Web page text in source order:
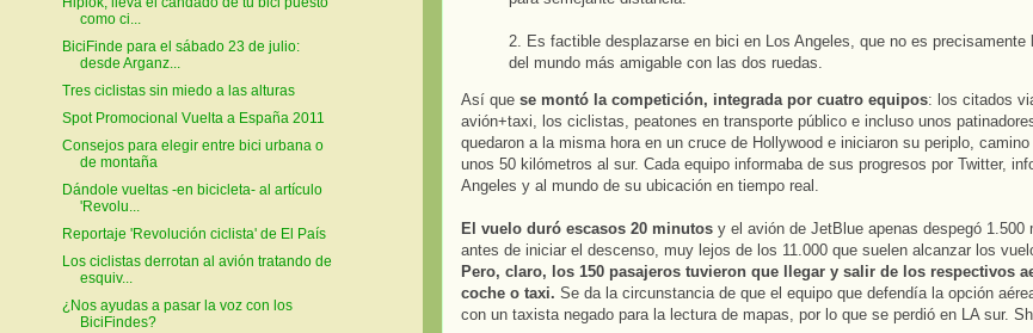
2. Es factible desplazarse en bici en Los Angeles, que no es precisamente
del mundo más amigable con las dos ruedas.
Así que se montó la competición, integrada por cuatro equipos: los citados
avión+taxi, los ciclistas, peatones en transporte público e incluso unos
quedaron a la misma hora en un cruce de Hollywood e iniciaron su periplo, camino
unos 50 kilómetros al sur. Cada equipo informaba de sus progresos por Twitter,
Angeles y al mundo de su ubicación en tiempo real.
El vuelo duró escasos 20 minutos y el avión de JetBlue apenas despegó 1.500
antes de iniciar el descenso, muy lejos de los 11.000 que suelen alcanzar los
Pero, claro, los 150 pasajeros tuvieron que llegar y salir de los respectivos
coche o taxi. Se da la circunstancia de que el equipo que defendía la opción
con un taxista negado para la lectura de mapas, por lo que se perdió en LA sur.
como ci...
BiciFinde para el sábado 23 de julio:
desde Arganz...
Tres ciclistas sin miedo a las alturas
Spot Promocional Vuelta a España 2011
Consejos para elegir entre bici urbana o
de montaña
Dándole vueltas -en bicicleta- al artículo
'Revolu...
Reportaje 'Revolución ciclista' de El País
Los ciclistas derrotan al avión tratando de
esquiv...
¿Nos ayudas a pasar la voz con los
BiciFindes?